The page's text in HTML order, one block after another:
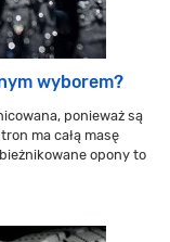
wyborem?
ponieważ są
ma całą masę
opony to